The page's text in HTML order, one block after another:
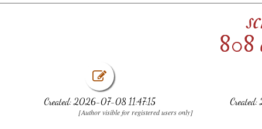
808
Created: 2026-07-08 11:47:15
[Author visible for registered users only]